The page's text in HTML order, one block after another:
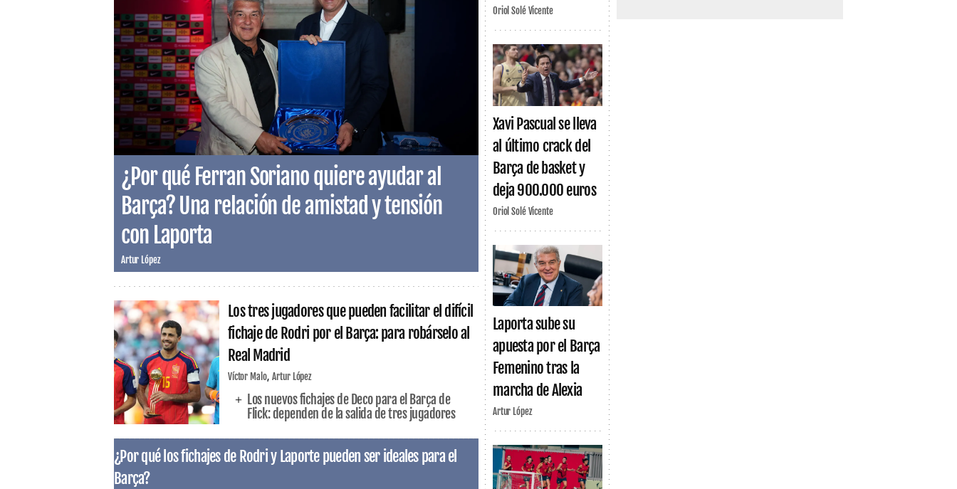
¿Por qué Ferran Soriano quiere ayudar al
Barça? Una relación de amistad y tensión
con Laporta
Artur López
Los tres jugadores que pueden facilitar el difícil
fichaje de Rodri por el Barça: para robárselo al
Real Madrid
Víctor Malo Artur López
Los nuevos fichajes de Deco para el Barça de
Flick: dependen de la salida de tres jugadores
¿Por qué los fichajes de Rodri y Laporte pueden ser ideales para el
Barça?
Oriol Solé Vicente
Xavi Pascual se lleva
al último crack del
Barça de basket y
deja 900.000 euros
Oriol Solé Vicente
Laporta sube su
apuesta por el Barça
Femenino tras la
marcha de Alexia
Artur López